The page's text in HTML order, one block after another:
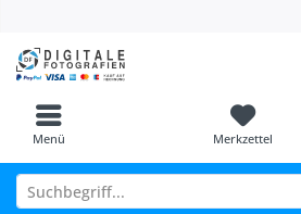
Menü Merkzettel